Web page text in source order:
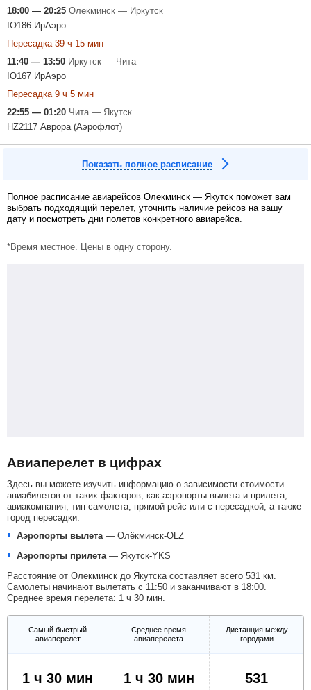
18:00 — 20:25 Олекминск — Иркутск
IO186 ИрАэро
Пересадка 39 ч 15 мин
11:40 — 13:50 Иркутск — Чита
IO167 ИрАэро
Пересадка 9 ч 5 мин
22:55 — 01:20 Чита — Якутск
HZ2117 Аврора (Аэрофлот)
Показать полное расписание
Полное расписание авиарейсов Олекминск — Якутск поможет вам
выбрать подходящий перелет, уточнить наличие рейсов на вашу
дату и посмотреть дни полетов конкретного авиарейса.
*Время местное. Цены в одну сторону.
Авиаперелет в цифрах
Здесь вы можете изучить информацию о зависимости стоимости
авиабилетов от таких факторов, как аэропорты вылета и прилета,
авиакомпания, тип самолета, прямой рейс или с пересадкой, а также
город пересадки.
Аэропорты вылета — Олёкминск-OLZ
Аэропорты прилета — Якутск-YKS
Расстояние от Олекминск до Якутска составляет всего 531 км.
Самолеты начинают вылетать с 11:50 и заканчивают в 18:00.
Среднее время перелета: 1 ч 30 мин.
Самый быстрый
авиаперелет
Среднее время
авиаперелета
Дистанция между
городами
1 ч 30 мин 1 ч 30 мин 531